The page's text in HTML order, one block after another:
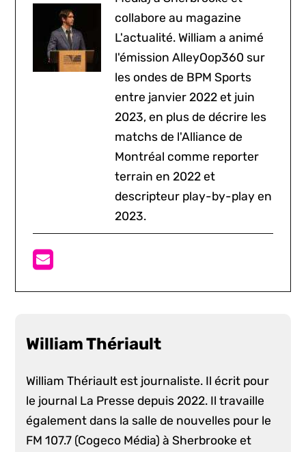
collabore au magazine
L'actualité. William a animé
l'émission AlleyOop360 sur
les ondes de BPM Sports
entre janvier 2022 et juin
2023, en plus de décrire les
matchs de l'Alliance de
Montréal comme reporter
terrain en 2022 et
descripteur play-by-play en
2023.
William Thériault
William Thériault est journaliste. Il écrit pour
le journal La Presse depuis 2022. Il travaille
également dans la salle de nouvelles pour le
FM 107.7 (Cogeco Média) à Sherbrooke et